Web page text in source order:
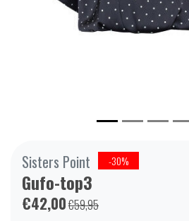
Sisters Point -30%
Gufo-top3
€42,00€59,95